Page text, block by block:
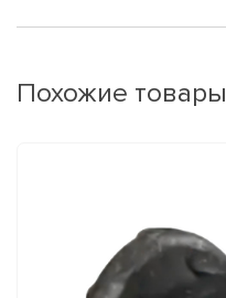
Похожие товары